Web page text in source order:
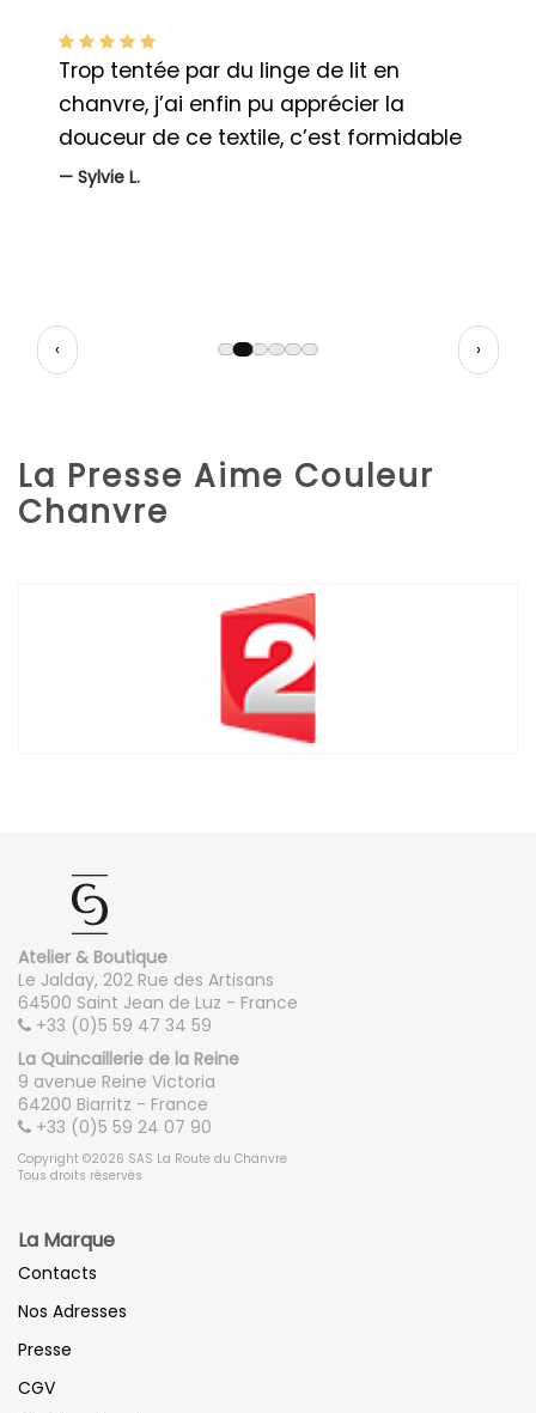
Trop tentée par du linge de lit en
chanvre, j’ai enfin pu apprécier la
douceur de ce textile, c’est formidable
— Sylvie L.
‹ ›
La Presse Aime Couleur
Chanvre
Atelier & Boutique
Le Jalday, 202 Rue des Artisans
64500 Saint Jean de Luz - France
+33 (0)5 59 47 34 59
La Quincaillerie de la Reine
9 avenue Reine Victoria
64200 Biarritz - France
+33 (0)5 59 24 07 90
Copyright ©2026 SAS La Route du Chanvre
Tous droits réservés
La Marque
Contacts
Nos Adresses
Presse
CGV